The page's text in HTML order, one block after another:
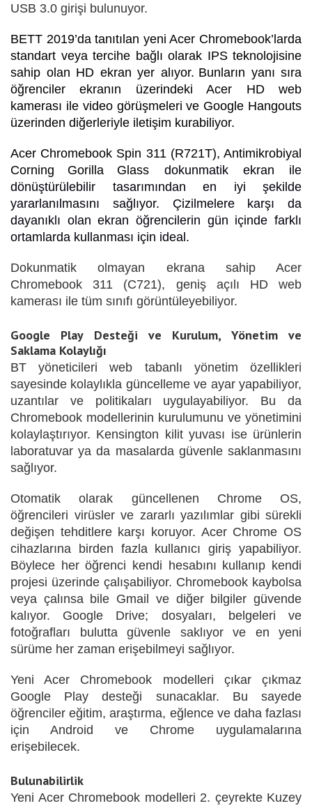
USB 3.0 girişi bulunuyor.
BETT 2019’da tanıtılan yeni Acer Chromebook’larda
standart veya tercihe bağlı olarak IPS teknolojisine
sahip olan HD ekran yer alıyor. Bunların yanı sıra
öğrenciler ekranın üzerindeki Acer HD web
kamerası ile video görüşmeleri ve Google Hangouts
üzerinden diğerleriyle iletişim kurabiliyor.
Acer Chromebook Spin 311 (R721T), Antimikrobiyal
Corning
Gorilla Glass dokunmatik ekran ile
dönüştürülebilir tasarımından en iyi şekilde
yararlanılmasını sağlıyor. Çizilmelere karşı da
dayanıklı olan ekran öğrencilerin gün içinde farklı
ortamlarda kullanması için ideal.
Dokunmatik olmayan ekrana sahip Acer
Chromebook 311 (C721), geniş açılı HD web
kamerası ile tüm sınıfı görüntüleyebiliyor.
Google Play Desteği ve Kurulum, Yönetim ve
Saklama Kolaylığı
BT yöneticileri web tabanlı yönetim özellikleri
sayesinde kolaylıkla güncelleme ve ayar yapabiliyor,
uzantılar ve politikaları uygulayabiliyor. Bu da
Chromebook modellerinin kurulumunu ve yönetimini
kolaylaştırıyor. Kensington kilit yuvası ise ürünlerin
laboratuvar ya da masalarda güvenle saklanmasını
sağlıyor.
Otomatik olarak güncellenen Chrome OS,
öğrencileri virüsler ve zararlı yazılımlar gibi sürekli
değişen tehditlere karşı koruyor. Acer Chrome OS
cihazlarına birden fazla kullanıcı giriş yapabiliyor.
Böylece her öğrenci kendi hesabını kullanıp kendi
projesi üzerinde çalışabiliyor. Chromebook kaybolsa
veya çalınsa bile Gmail ve diğer bilgiler güvende
kalıyor. Google Drive; dosyaları, belgeleri ve
fotoğrafları bulutta güvenle saklıyor ve en yeni
sürüme her zaman erişebilmeyi sağlıyor.
Yeni Acer Chromebook modelleri çıkar çıkmaz
Google Play desteği sunacaklar. Bu sayede
öğrenciler eğitim, araştırma, eğlence ve daha fazlası
için Android ve Chrome uygulamalarına
erişebilecek.
Bulunabilirlik
Yeni Acer Chromebook modelleri 2. çeyrekte Kuzey